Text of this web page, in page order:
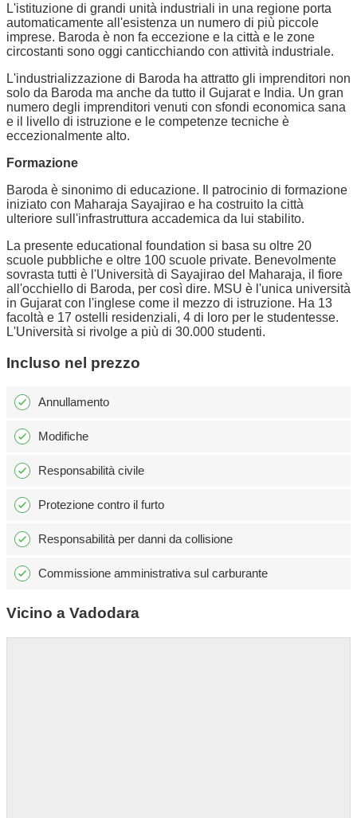
L'istituzione di grandi unità industriali in una regione porta
automaticamente all'esistenza un numero di più piccole
imprese. Baroda è non fa eccezione e la città e le zone
circostanti sono oggi canticchiando con attività industriale.
L'industrializzazione di Baroda ha attratto gli imprenditori non
solo da Baroda ma anche da tutto il Gujarat e India. Un gran
numero degli imprenditori venuti con sfondi economica sana
e il livello di istruzione e le competenze tecniche è
eccezionalmente alto.
Formazione
Baroda è sinonimo di educazione. Il patrocinio di formazione
iniziato con Maharaja Sayajirao e ha costruito la città
ulteriore sull'infrastruttura accademica da lui stabilito.
La presente educational foundation si basa su oltre 20
scuole pubbliche e oltre 100 scuole private. Benevolmente
sovrasta tutti è l'Università di Sayajirao del Maharaja, il fiore
all'occhiello di Baroda, per così dire. MSU è l'unica università
in Gujarat con l'inglese come il mezzo di istruzione. Ha 13
facoltà e 17 ostelli residenziali, 4 di loro per le studentesse.
L'Università si rivolge a più di 30.000 studenti.
Incluso nel prezzo
Annullamento
Modifiche
Responsabilità civile
Protezione contro il furto
Responsabilità per danni da collisione
Commissione amministrativa sul carburante
Vicino a Vadodara